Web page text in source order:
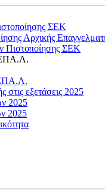
ΣΕΚ
Αρχικής
Πιστοποίησης ΣΕΚ
ΕΠΑ.Λ.
στις εξετάσεις 2025
2025
2025